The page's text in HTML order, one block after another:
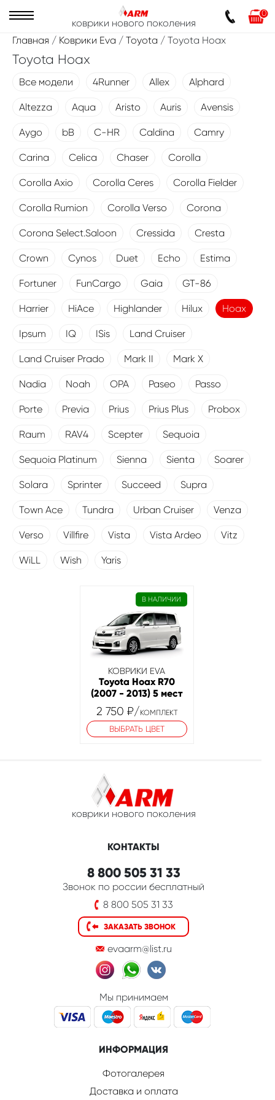
коврики нового поколения
0
Главная / Коврики Eva / Toyota / Toyota Hoax
Toyota Hoax
Все модели 4Runner Allex Alphard
Altezza Aqua Aristo Auris Avensis
Aygo bB C-HR Caldina Camry
Carina Celica Chaser Corolla
Corolla Axio Corolla Ceres Corolla Fielder
Corolla Rumion Corolla Verso Corona
Corona Select.Saloon Cressida Cresta
Crown Cynos Duet Echo Estima
Fortuner FunCargo Gaia GT-86
Harrier HiAce Highlander Hilux Hoax
Ipsum IQ ISis Land Cruiser
Land Cruiser Prado Mark II Mark X
Nadia Noah OPA Paseo Passo
Porte Previa Prius Prius Plus Probox
Raum RAV4 Scepter Sequoia
Sequoia Platinum Sienna Sienta Soarer
Solara Sprinter Succeed Supra
Town Ace Tundra Urban Cruiser Venza
Verso Villfire Vista Vista Ardeo Vitz
WiLL Wish Yaris
В НАЛИЧИИ
КОВРИКИ EVA
Toyota Hoax R70
(2007 - 2013) 5 мест
2 750 ₽/КОМПЛЕКТ
ВЫБРАТЬ ЦВЕТ
коврики нового поколения
КОНТАКТЫ
8 800 505 31 33
Звонок по россии бесплатный
8 800 505 31 33
ЗАКАЗАТЬ ЗВОНОК
evaarm@list.ru
Мы принимаем
ИНФОРМАЦИЯ
Фотогалерея
Доставка и оплата